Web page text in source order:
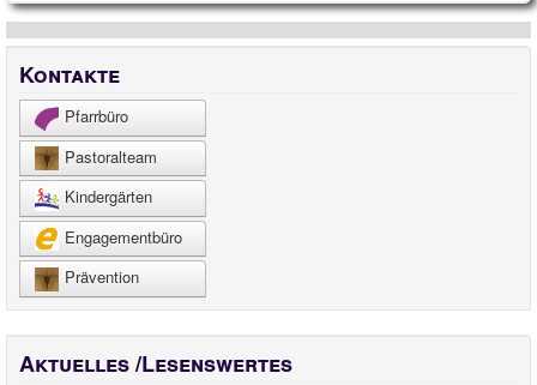
Kontakte
Pfarrbüro
Pastoralteam
Kindergärten
Engagementbüro
Prävention
Aktuelles /Lesenswertes